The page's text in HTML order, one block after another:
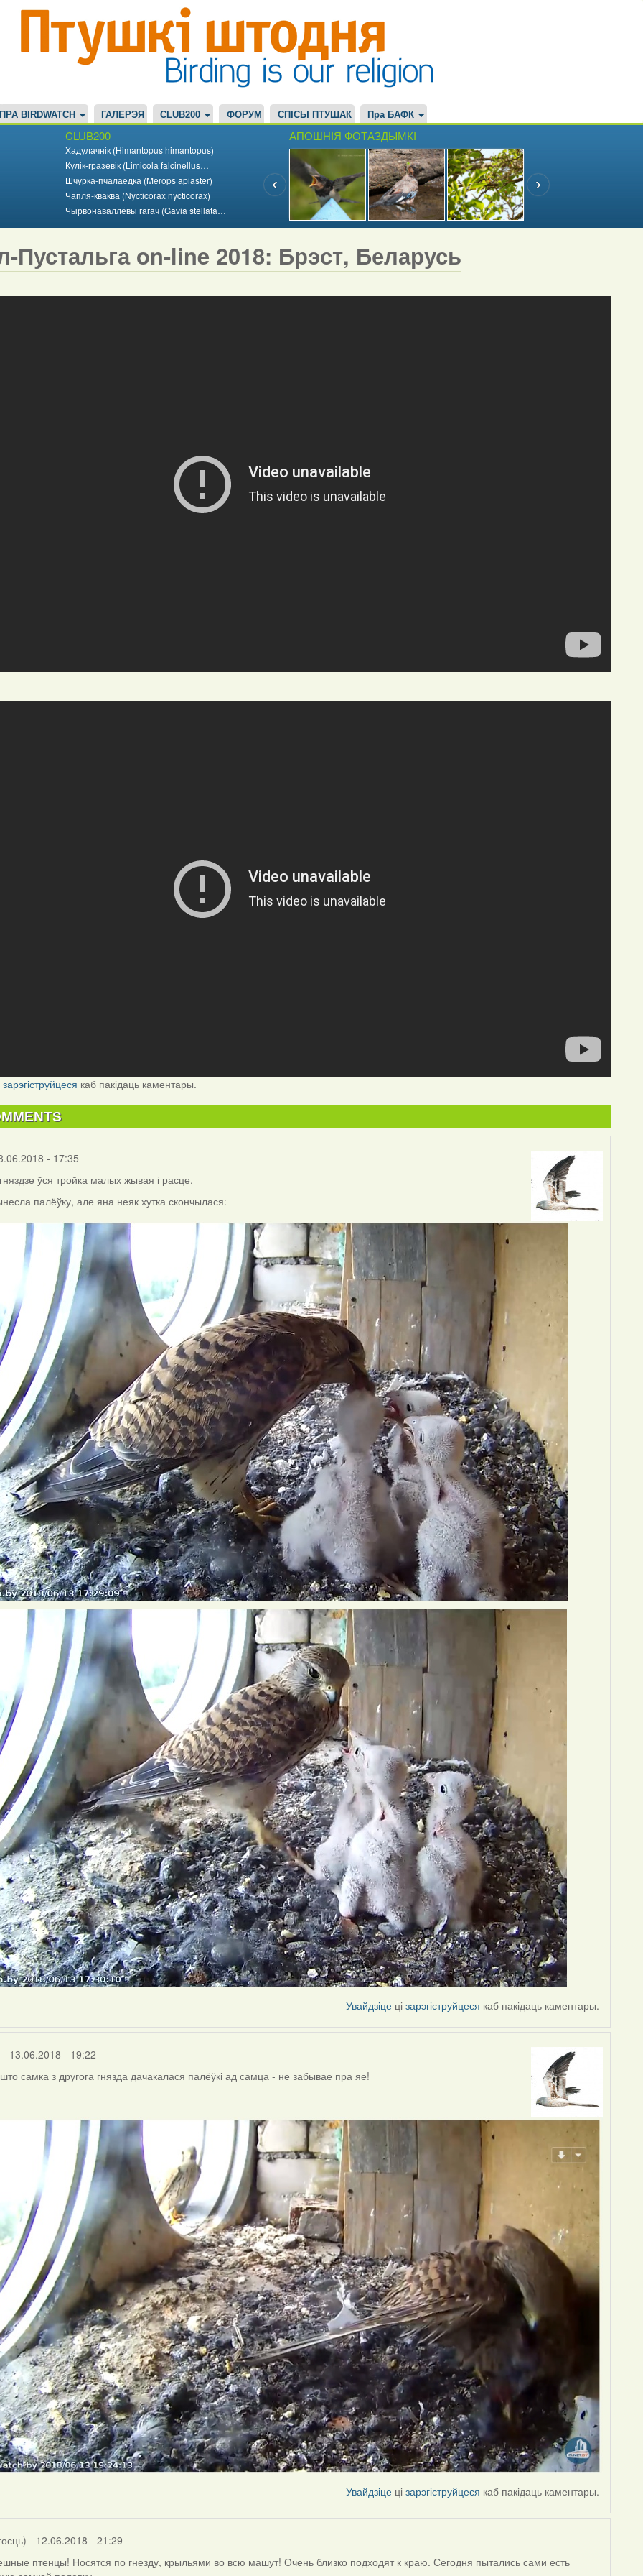
ПРА BIRDWATCH ГАЛЕРЭЯ CLUB200 ФОРУМ СПІСЫ ПТУШАК Пра БАФК
CLUB200
Хадулачнік (Himantopus himantopus)
Кулік-гразевік (Limicola falcinellus…
Шчурка-пчалаедка (Merops apiaster)
Чапля-кваква (Nycticorax nycticorax)
Чырвонаваллёвы гагач (Gavia stellata…
АПОШНІЯ ФОТАЗДЫМКІ
Пустальга on-line 2018: Брэст, Беларусь
зарэгіструйцеся каб пакідаць каментары.
- 17:35
ўся тройка малых жывая і расце.
палёўку, але яна неяк хутка скончылася:
Увайдзіце цізарэгіструйцеся каб пакідаць каментары.
- 13.06.2018 - 19:22
што самка з другога гнязда дачакалася палёўкі ад самца - не забывае пра яе!
Увайдзіце цізарэгіструйцеся каб пакідаць каментары.
- 12.06.2018 - 21:29
птенцы! Носятся по гнезду, крыльями во всю машут! Очень близко подходят к краю. Сегодня пытались сами есть